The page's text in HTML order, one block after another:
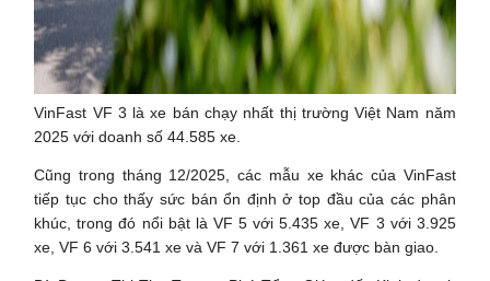
VinFast VF 3 là xe bán chạy nhất thị trường Việt Nam năm
2025 với doanh số 44.585 xe.
Cũng trong tháng 12/2025, các mẫu xe khác của VinFast
tiếp tục cho thấy sức bán ổn định ở top đầu của các phân
khúc, trong đó nổi bật là VF 5 với 5.435 xe, VF 3 với 3.925
xe, VF 6 với 3.541 xe và VF 7 với 1.361 xe được bàn giao.